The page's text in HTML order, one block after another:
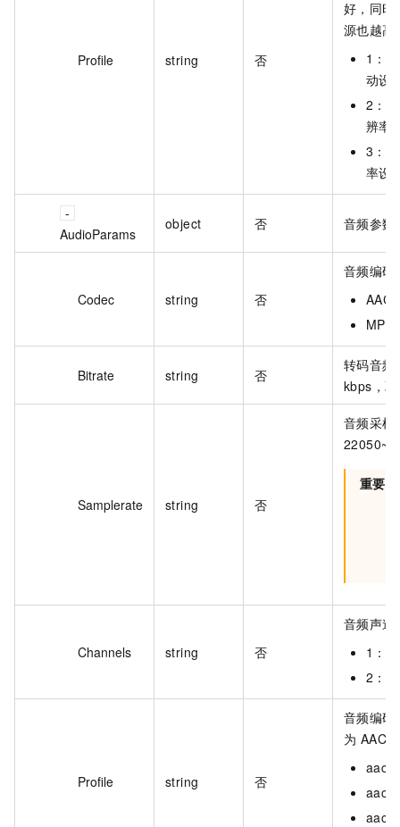
Profile string 否
好，同时
源也越高
1：
动设
2：
辨率
3：
率设
AudioParams
object 否 音频参数
Codec string 否
音频编码
AAC
MP3
Bitrate string 否
转码音频
kbps，
Samplerate string 否
音频采样
重要
Channels string 否
音频声道
1：
2：
Profile string 否
音频编码
为 AAC